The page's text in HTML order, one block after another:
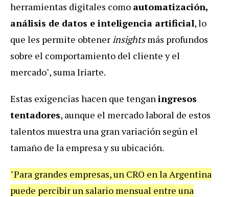
herramientas digitales como automatización,
análisis de datos e inteligencia artificial, lo
que les permite obtenerinsightsmás profundos
sobre el comportamiento del cliente y el
mercado", suma Iriarte.
Estas exigencias hacen que tenganingresos
tentadores, aunque el mercado laboral de estos
talentos muestra una gran variación según el
tamaño de la empresa y su ubicación.
"Para grandes empresas, un CRO en la Argentina
puede percibir un salario mensual entre una